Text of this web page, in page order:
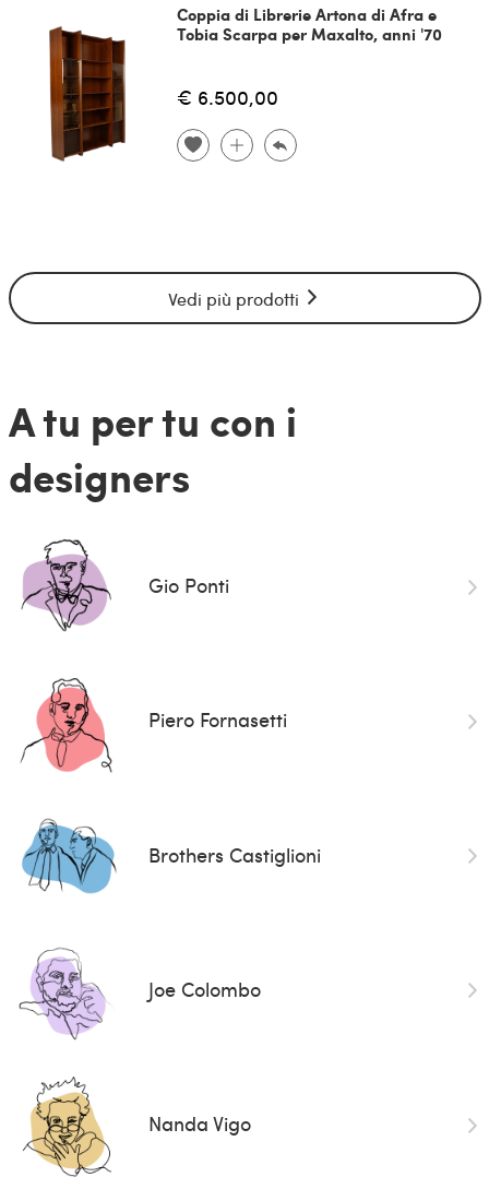
Coppia di Librerie Artona di Afra e
Tobia Scarpa per Maxalto, anni '70
€ 6.500,00
Vedi più prodotti
A tu per tu con i
designers
Gio Ponti
Piero Fornasetti
Brothers Castiglioni
Joe Colombo
Nanda Vigo